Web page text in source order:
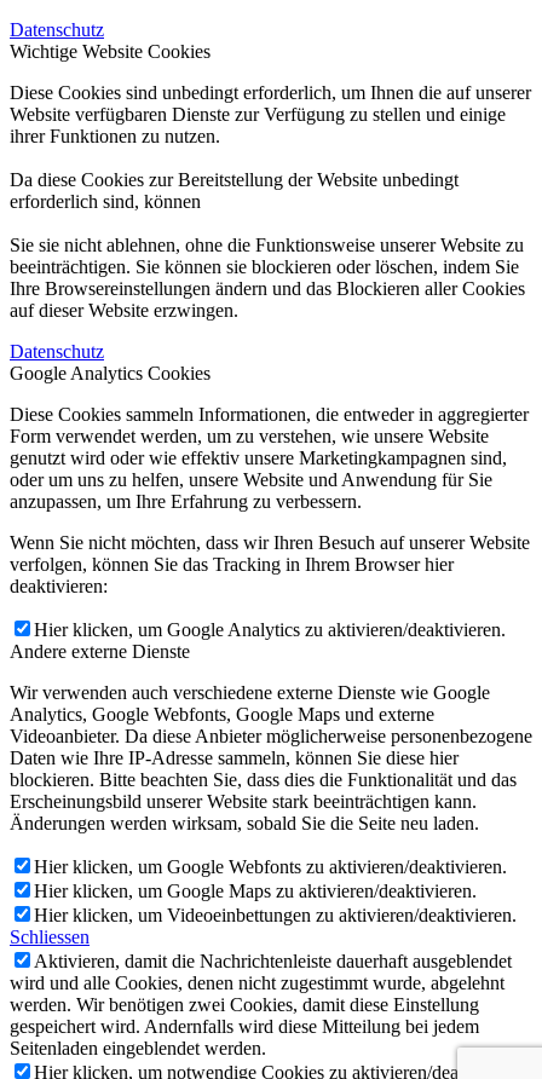
Datenschutz
Wichtige Website Cookies
Diese Cookies sind unbedingt erforderlich, um Ihnen die auf unserer
Website verfügbaren Dienste zur Verfügung zu stellen und einige
ihrer Funktionen zu nutzen.
Da diese Cookies zur Bereitstellung der Website unbedingt
erforderlich sind, können
Sie sie nicht ablehnen, ohne die Funktionsweise unserer Website zu
beeinträchtigen. Sie können sie blockieren oder löschen, indem Sie
Ihre Browsereinstellungen ändern und das Blockieren aller Cookies
auf dieser Website erzwingen.
Datenschutz
Google Analytics Cookies
Diese Cookies sammeln Informationen, die entweder in aggregierter
Form verwendet werden, um zu verstehen, wie unsere Website
genutzt wird oder wie effektiv unsere Marketingkampagnen sind,
oder um uns zu helfen, unsere Website und Anwendung für Sie
anzupassen, um Ihre Erfahrung zu verbessern.
Wenn Sie nicht möchten, dass wir Ihren Besuch auf unserer Website
verfolgen, können Sie das Tracking in Ihrem Browser hier
deaktivieren:
Hier klicken, um Google Analytics zu aktivieren/deaktivieren.
Andere externe Dienste
Wir verwenden auch verschiedene externe Dienste wie Google
Analytics, Google Webfonts, Google Maps und externe
Videoanbieter. Da diese Anbieter möglicherweise personenbezogene
Daten wie Ihre IP-Adresse sammeln, können Sie diese hier
blockieren. Bitte beachten Sie, dass dies die Funktionalität und das
Erscheinungsbild unserer Website stark beeinträchtigen kann.
Änderungen werden wirksam, sobald Sie die Seite neu laden.
Hier klicken, um Google Webfonts zu aktivieren/deaktivieren.
Hier klicken, um Google Maps zu aktivieren/deaktivieren.
Hier klicken, um Videoeinbettungen zu aktivieren/deaktivieren.
Schliessen
Aktivieren, damit die Nachrichtenleiste dauerhaft ausgeblendet
wird und alle Cookies, denen nicht zugestimmt wurde, abgelehnt
werden. Wir benötigen zwei Cookies, damit diese Einstellung
gespeichert wird. Andernfalls wird diese Mitteilung bei jedem
Seitenladen eingeblendet werden.
Hier klicken, um notwendige Cookies zu aktivieren/deaktivieren.